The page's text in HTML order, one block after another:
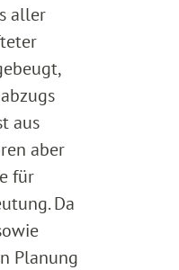
aller
aus
aber
für
Da
Planung